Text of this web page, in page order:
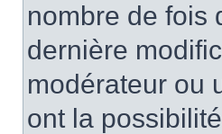
nombre de fois
dernière
modérateur ou
ont la